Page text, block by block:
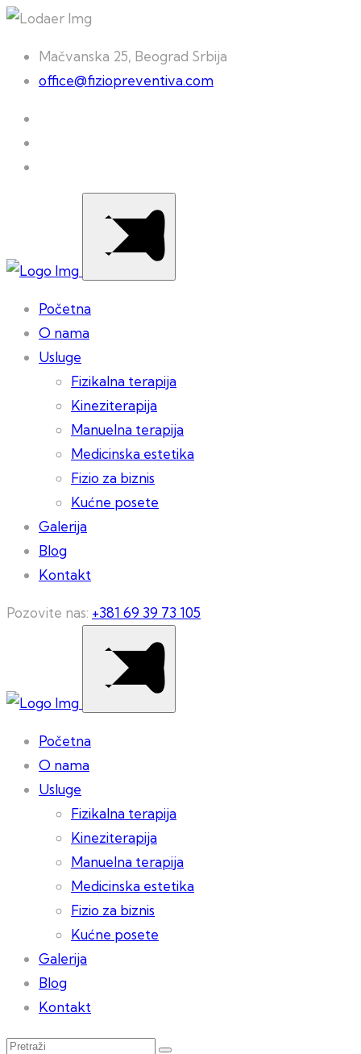
Mačvanska 25, Beograd Srbija
office@fiziopreventiva.com
Početna
O nama
Usluge
Fizikalna terapija
Kineziterapija
Manuelna terapija
Medicinska estetika
Fizio za biznis
Kućne posete
Galerija
Blog
Kontakt
Pozovite nas: +381 69 39 73 105
Početna
O nama
Usluge
Fizikalna terapija
Kineziterapija
Manuelna terapija
Medicinska estetika
Fizio za biznis
Kućne posete
Galerija
Blog
Kontakt